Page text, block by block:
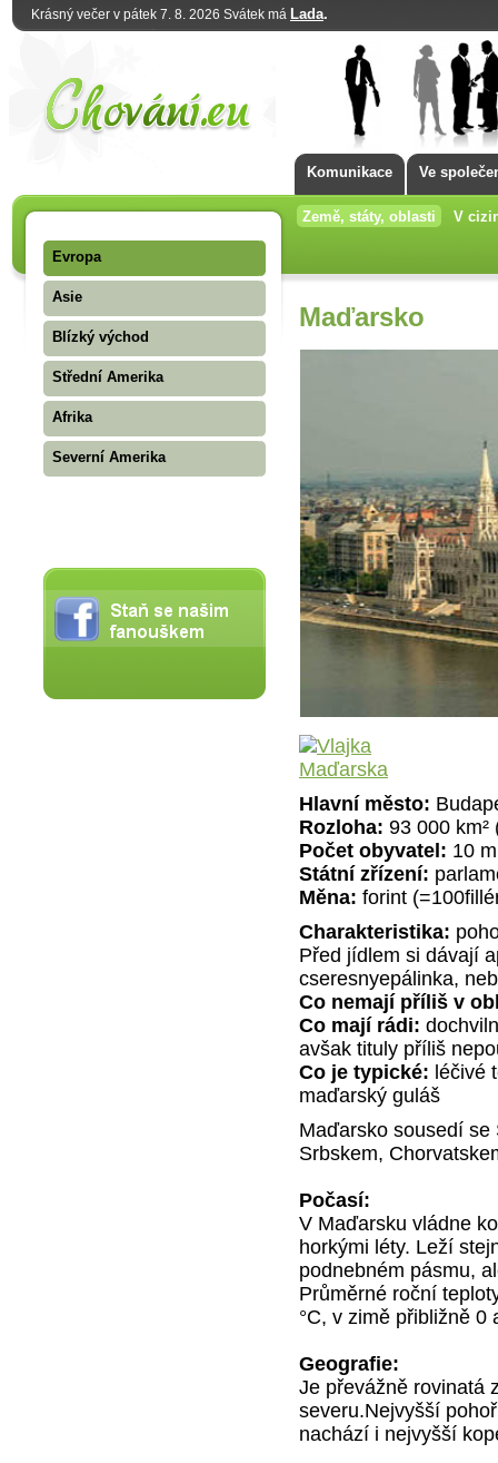
Krásný večer v pátek 7. 8. 2026 Svátek má Lada.
Komunikace Ve
Země, státy, oblasti V
Evropa
Asie
Blízký východ
Střední Amerika
Afrika
Severní Amerika
Maďarsko
Hlavní město:
Rozloha: 93 000 km²
Počet obyvatel: 10
Státní zřízení:
Měna: forint
Charakteristika:
Před jídlem si dávají
cseresnyepálinka,
Co nemají příliš v
Co mají rádi:
avšak tituly příliš
Co je typické: léčivé
maďarský guláš
Maďarsko sousedí se
Srbskem,
Počasí:
V Maďarsku vládne
horkými léty. Leží
podnebném pásmu,
Průměrné roční
°C, v zimě přibližně 0
Geografie:
Je převážně rovinatá
severu.Nejvyšší
nachází i nejvyšší